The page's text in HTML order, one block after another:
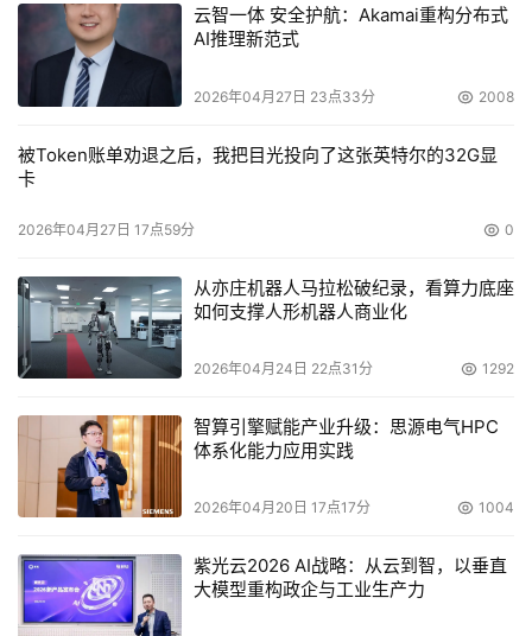
云智一体 安全护航：Akamai重构分布式
AI推理新范式
2026年04月27日 23点33分 2008
被Token账单劝退之后，我把目光投向了这张英特尔的32G显
卡
2026年04月27日 17点59分 0
从亦庄机器人马拉松破纪录，看算力底座
如何支撑人形机器人商业化
2026年04月24日 22点31分 1292
智算引擎赋能产业升级：思源电气HPC
体系化能力应用实践
2026年04月20日 17点17分 1004
紫光云2026 AI战略：从云到智，以垂直
大模型重构政企与工业生产力